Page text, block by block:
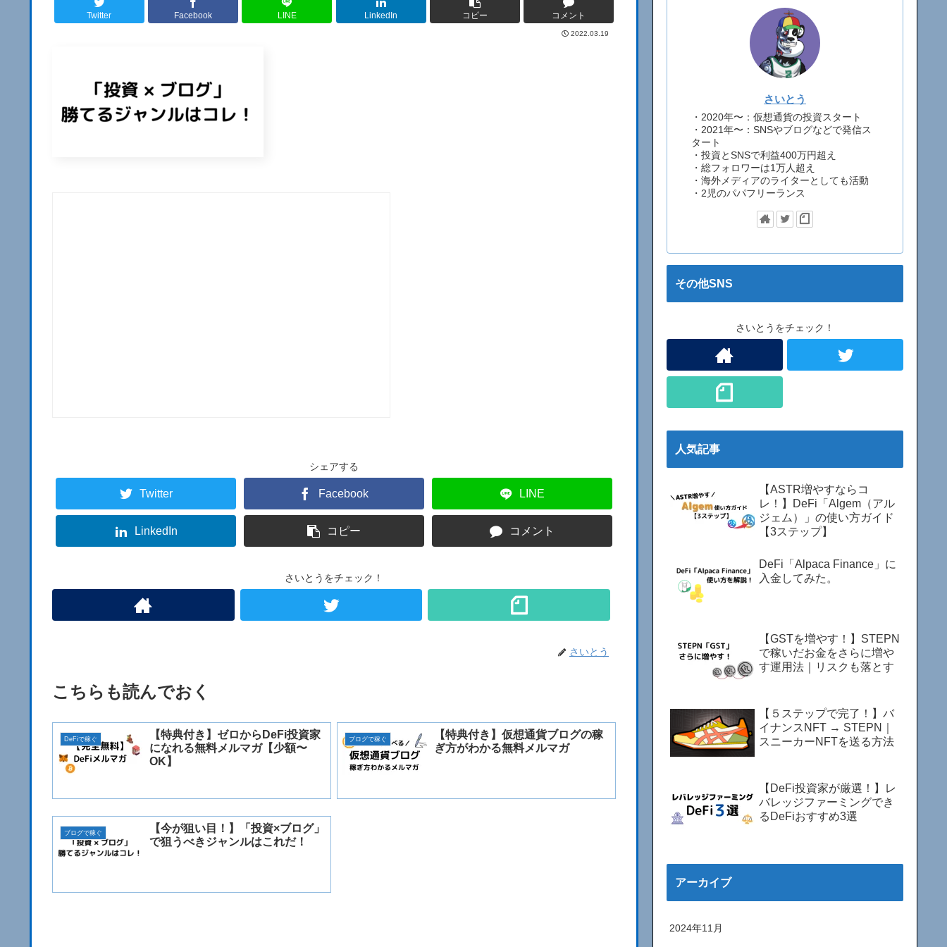
Twitter Facebook LINE LinkedIn コピー コメント
2022.03.19
シェアする
Twitter Facebook LINE
LinkedIn コピー コメント
さいとうをチェック！
さいとう
こちらも読んでおく
DeFiで稼ぐ
【特典付き】ゼロからDeFi投資家
になれる無料メルマガ【少額〜
OK】
ブログで稼ぐ
【特典付き】仮想通貨ブログの稼
ぎ方がわかる無料メルマガ
ブログで稼ぐ
【今が狙い目！】「投資×ブログ」
で狙うべきジャンルはこれだ！
さいとう
・2020年〜：仮想通貨の投資スタート
・2021年〜：SNSやブログなどで発信ス
タート
・投資とSNSで利益400万円超え
・総フォロワーは1万人超え
・海外メディアのライターとしても活動
・2児のパパフリーランス
その他SNS
さいとうをチェック！
人気記事
【ASTR増やすならコ
レ！】DeFi「Algem（アル
ジェム）」の使い方ガイド
【3ステップ】
DeFi「Alpaca Finance」に
入金してみた。
【GSTを増やす！】STEPN
で稼いだお金をさらに増や
す運用法｜リスクも落とす
【５ステップで完了！】バ
イナンスNFT → STEPN｜
スニーカーNFTを送る方法
【DeFi投資家が厳選！】レ
バレッジファーミングでき
るDeFiおすすめ3選
アーカイブ
2024年11月